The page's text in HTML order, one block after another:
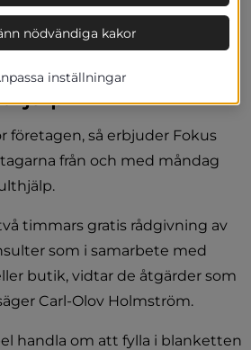
Marknaden har
dagen till den andra och
och vet inte vad de ska göra.
företagen, så erbjuder Fokus
från och med måndag
timmars gratis rådgivning av
som i samarbete med
butik, vidtar de åtgärder som
Carl-Olov Holmström.
handla om att fylla i blanketten
nödvändiga kakor
inställningar